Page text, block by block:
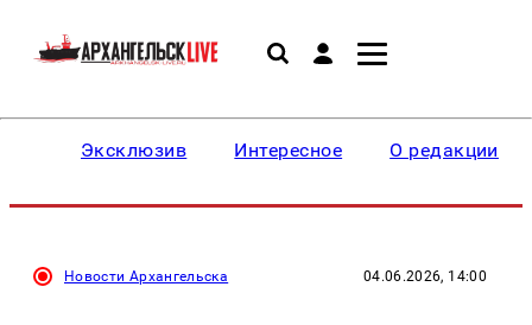
Эксклюзив Интересное О редакции
Новости Архангельска 04.06.2026, 14:00